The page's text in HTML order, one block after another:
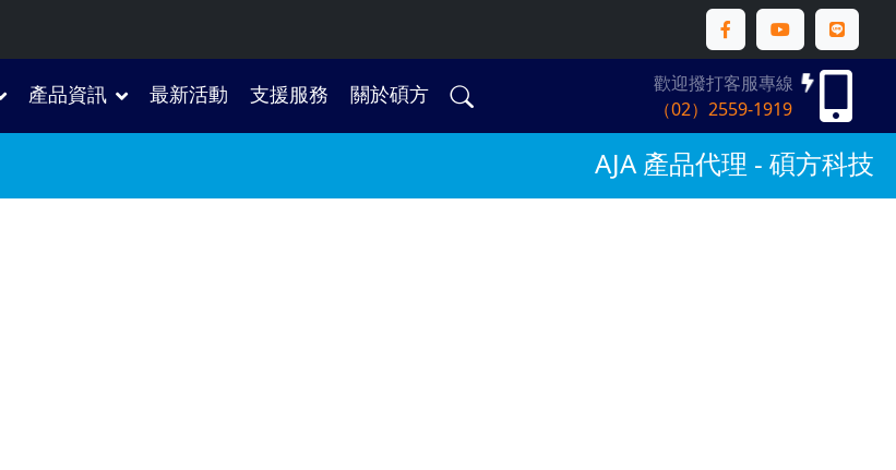
產品資訊 最新活動 支援服務 關於碩方
歡迎撥打客服專線
（02）2559-1919
AJA 產品代理 - 碩方科技